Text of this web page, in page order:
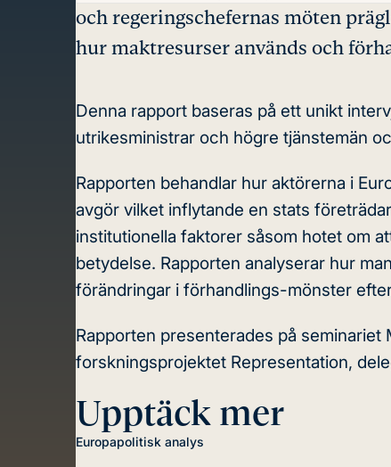
och regeringschefernas möten
hur maktresurser används och
Denna rapport baseras på ett unikt
utrikesministrar och högre tjänstemän
Rapporten behandlar hur aktörerna i
avgör vilket inflytande en stats
institutionella faktorer såsom hotet om
betydelse. Rapporten analyserar hur
förändringar i förhandlings-mönster
Rapporten presenterades på
forskningsprojektet Representation,
Upptäck mer
Europapolitisk analys